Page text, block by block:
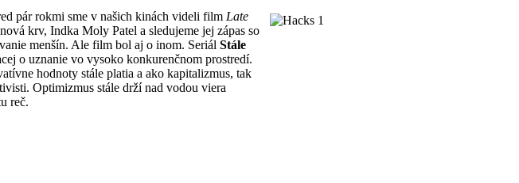
pár rokmi sme v našich kinách videli film Late
krv, Indka Moly Patel a sledujeme jej zápas so
menšín. Ale film bol aj o inom. Seriál Stále
o uznanie vo vysoko konkurenčnom prostredí.
hodnoty stále platia a ako kapitalizmus, tak
Optimizmus stále drží nad vodou viera
reč.